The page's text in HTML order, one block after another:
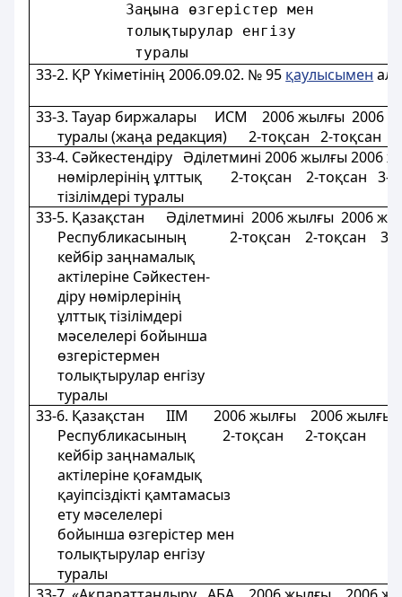
Заңына
толықтырулар
33-2. ҚР Үкіметінің 2006.09.02. № 95 қаулысымен
33-3. Тауар биржалары ИСМ 2006 жылғы 2006
туралы (жаңа редакция) 2-тоқсан 2-тоқсан
33-4. Сәйкестендіру Әділетминi 2006 жылғы 2006
нөмірлерінің ұлттық 2-тоқсан 2-тоқсан 3-
тізілімдері туралы
33-5. Қазақстан Әділетминi 2006 жылғы 2006
Республикасының 2-тоқсан 2-тоқсан 3-
кейбір заңнамалық
актілеріне Сәйкестен-
діру нөмірлерінің
ұлттық тізілімдерi
мәселелері бойынша
өзгерістермен
толықтырулар енгізу
туралы
33-6. Қазақстан IIМ 2006 жылғы 2006 жылғы
Республикасының 2-тоқсан 2-тоқсан 3-
кейбір заңнамалық
актілеріне қоғамдық
қауіпсіздікті қамтамасыз
ету мәселелерi
бойынша өзгерістер мен
толықтырулар енгізу
туралы